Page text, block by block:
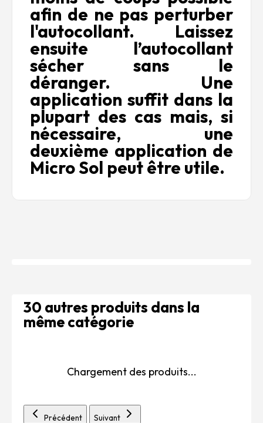
afin de ne pas perturber
l'autocollant. Laissez
ensuite l’autocollant
sécher sans le
déranger. Une
application suffit dans la
plupart des cas mais, si
nécessaire, une
deuxième application de
Micro Sol peut être utile.
30 autres produits dans la
même catégorie
Chargement des produits...
Précédent Suivant